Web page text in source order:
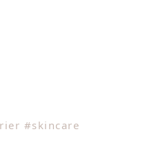
#skincare